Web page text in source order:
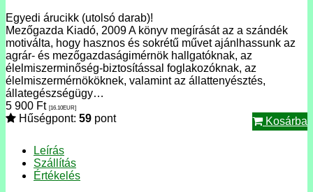
Egyedi árucikk (utolsó darab)!
Mezőgazda Kiadó, 2009 A könyv megírását az a szándék
motiválta, hogy hasznos és sokrétű művet ajánlhassunk az
agrár- és mezőgazdaságimérnök hallgatóknak, az
élelmiszerminőség-biztosítással foglakozóknak, az
élelmiszermérnököknek, valamint az állattenyésztés,
állategészségügy…
5 900 Ft [16.10EUR]
Hűségpont: 59 pont Kosárba
Leírás
Szállítás
Értékelés